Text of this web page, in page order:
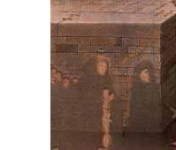
Procesión de las Antorchas